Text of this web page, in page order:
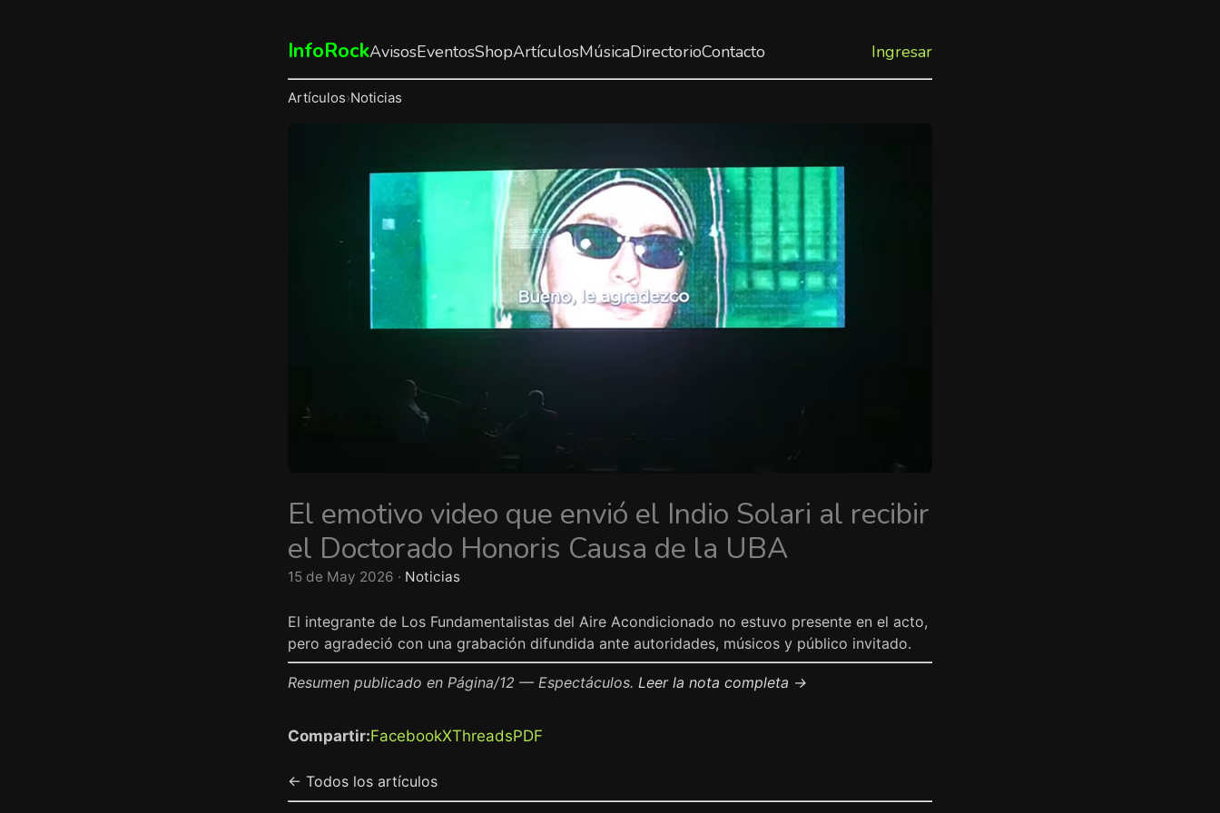
InfoRockAvisosEventosShopArtículosMúsicaDirectorioContacto Ingresar
Artículos›Noticias
El emotivo video que envió el Indio Solari al recibir
el Doctorado Honoris Causa de la UBA
15 de May 2026 · Noticias
El integrante de Los Fundamentalistas del Aire Acondicionado no estuvo presente en el acto,
pero agradeció con una grabación difundida ante autoridades, músicos y público invitado.
Resumen publicado en Página/12 — Espectáculos. Leer la nota completa →
Compartir:FacebookXThreadsPDF
← Todos los artículos